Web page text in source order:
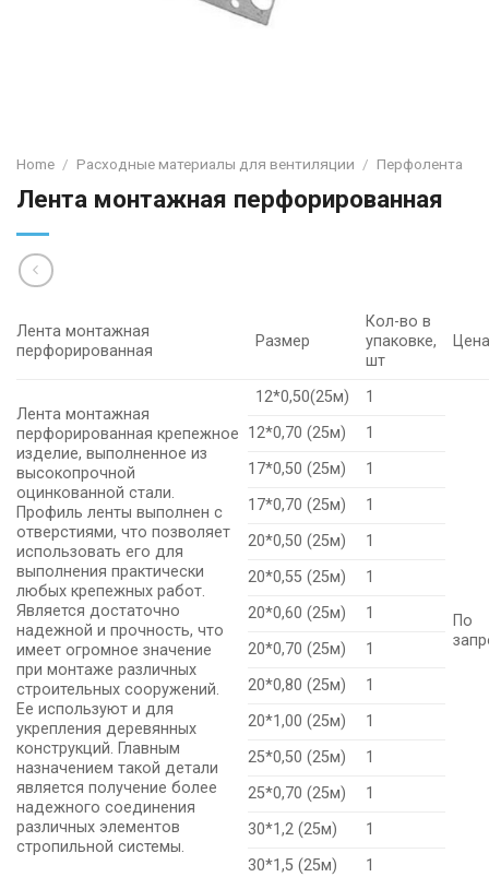
Home / Расходные материалы для вентиляции / Перфолента
Лента монтажная перфорированная
Лента монтажная
перфорированная
Размер
Кол-во в
упаковке,
шт
Лента монтажная
перфорированная крепежное
изделие, выполненное из
высокопрочной
оцинкованной стали.
Профиль ленты выполнен с
отверстиями, что позволяет
использовать его для
выполнения практически
любых крепежных работ.
Является достаточно
надежной и прочность, что
имеет огромное значение
при монтаже различных
строительных сооружений.
Ее используют и для
укрепления деревянных
конструкций. Главным
назначением такой детали
является получение более
надежного соединения
различных элементов
стропильной системы.
12*0,50(25м) 1
По
12*0,70 (25м)
1
17*0,50 (25м)
1
17*0,70 (25м)
1
20*0,50 (25м)
1
20*0,55 (25м)
1
20*0,60 (25м)
1
20*0,70 (25м)
1
20*0,80 (25м)
1
20*1,00 (25м)
1
25*0,50 (25м)
1
25*0,70 (25м)
1
30*1,2 (25м)
1
30*1,5 (25м)
1